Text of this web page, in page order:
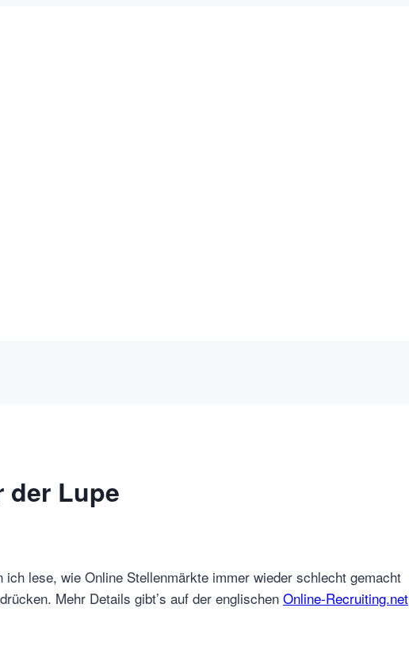
der Lupe
lese, wie Online Stellenmärkte immer wieder schlecht gemacht
Mehr Details gibt’s auf der englischen Online-Recruiting.net